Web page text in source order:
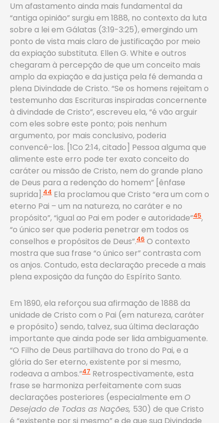
Um afastamento ainda mais fundamental da
“antiga opinião” surgiu em 1888, no contexto da luta
sobre a lei em Gálatas (3:19-3:25), emergindo um
ponto de vista mais claro de justificação por meio
da expiação substituta. Ellen G. White e outros
chegaram à percepção de que um conceito mais
amplo da expiação e da justiça pela fé demanda a
plena Divindade de Cristo. “Se os homens rejeitam o
testemunho das Escrituras inspiradas concernente
à divindade de Cristo”, escreveu ela, “é vão arguir
com eles sobre este ponto; pois nenhum
argumento, por mais conclusivo, poderia
convencê-los. [1Co 2:14, citado] Pessoa alguma que
alimente este erro pode ter exato conceito do
caráter ou missão de Cristo, nem do grande plano
de Deus para a redenção do homem” [ênfase
suprida].44 Ela proclamou que Cristo “era um com o
eterno Pai – um na natureza, no caráter e no
propósito”, “igual ao Pai em poder e autoridade”45,
“o único ser que poderia penetrar em todos os
conselhos e propósitos de Deus”.46 O contexto
mostra que sua frase “o único ser” contrasta com
os anjos. Contudo, esta declaração precede a mais
plena exposição da função do Espírito Santo.
Em 1890, ela reforçou sua afirmação de 1888 da
unidade de Cristo com o Pai (em natureza, caráter
e propósito) sendo, talvez, sua última declaração
importante que ainda pode ser lida ambiguamente.
“O Filho de Deus partilhava do trono do Pai, e a
glória do Ser eterno, existente por si mesmo,
rodeava a ambos.”47 Retrospectivamente, esta
frase se harmoniza perfeitamente com suas
declarações posteriores (especialmente em O
Desejado de Todas as Nações, 530) de que Cristo